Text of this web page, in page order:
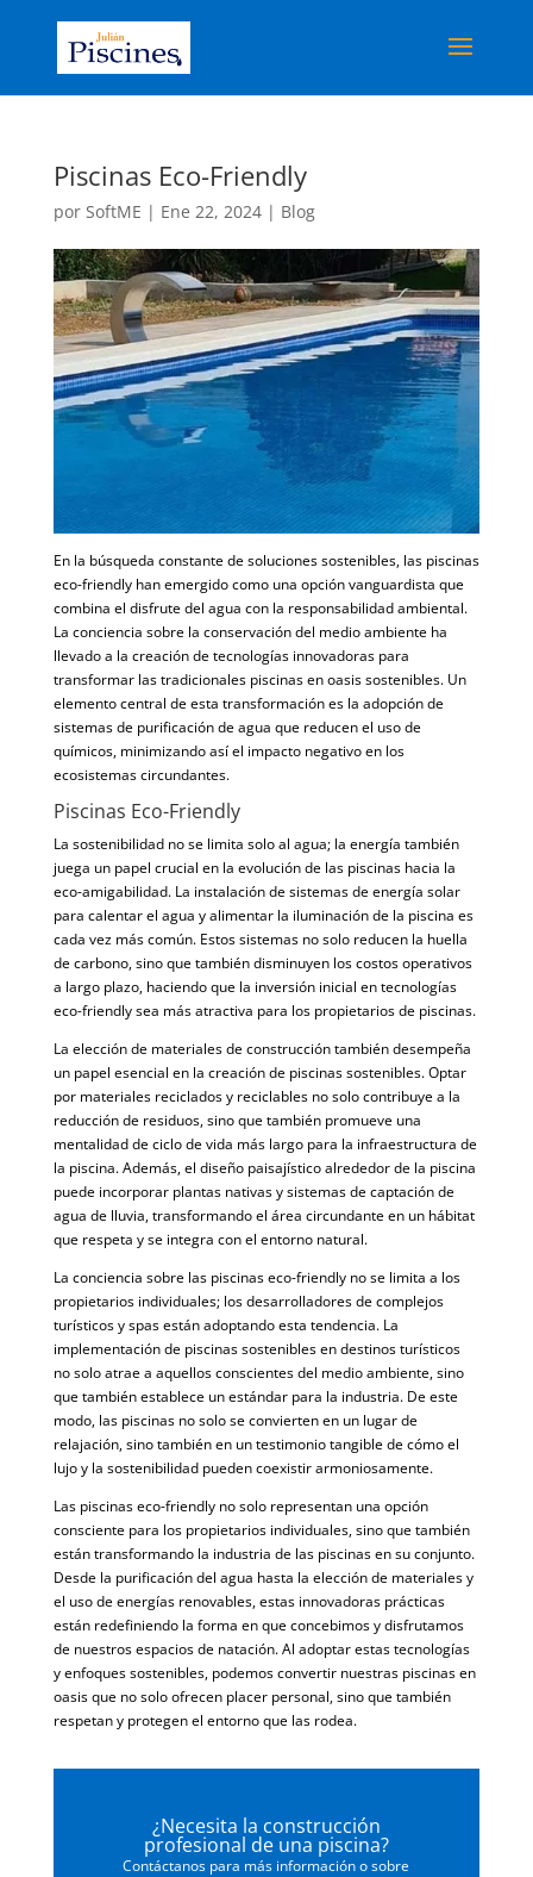
Piscinas Eco-Friendly
por SoftME | Ene 22, 2024| Blog
En la búsqueda constante de soluciones sostenibles, las piscinas
eco-friendly han emergido como una opción vanguardista que
combina el disfrute del agua con la responsabilidad ambiental.
La conciencia sobre la conservación del medio ambiente ha
llevado a la creación de tecnologías innovadoras para
transformar las tradicionales piscinas en oasis sostenibles. Un
elemento central de esta transformación es la adopción de
sistemas de purificación de agua que reducen el uso de
químicos, minimizando así el impacto negativo en los
ecosistemas circundantes.
Piscinas Eco-Friendly
La sostenibilidad no se limita solo al agua; la energía también
juega un papel crucial en la evolución de las piscinas hacia la
eco-amigabilidad. La instalación de sistemas de energía solar
para calentar el agua y alimentar la iluminación de la piscina es
cada vez más común. Estos sistemas no solo reducen la huella
de carbono, sino que también disminuyen los costos operativos
a largo plazo, haciendo que la inversión inicial en tecnologías
eco-friendly sea más atractiva para los propietarios de piscinas.
La elección de materiales de construcción también desempeña
un papel esencial en la creación de piscinas sostenibles. Optar
por materiales reciclados y reciclables no solo contribuye a la
reducción de residuos, sino que también promueve una
mentalidad de ciclo de vida más largo para la infraestructura de
la piscina. Además, el diseño paisajístico alrededor de la piscina
puede incorporar plantas nativas y sistemas de captación de
agua de lluvia, transformando el área circundante en un hábitat
que respeta y se integra con el entorno natural.
La conciencia sobre las piscinas eco-friendly no se limita a los
propietarios individuales; los desarrolladores de complejos
turísticos y spas están adoptando esta tendencia. La
implementación de piscinas sostenibles en destinos turísticos
no solo atrae a aquellos conscientes del medio ambiente, sino
que también establece un estándar para la industria. De este
modo, las piscinas no solo se convierten en un lugar de
relajación, sino también en un testimonio tangible de cómo el
lujo y la sostenibilidad pueden coexistir armoniosamente.
Las piscinas eco-friendly no solo representan una opción
consciente para los propietarios individuales, sino que también
están transformando la industria de las piscinas en su conjunto.
Desde la purificación del agua hasta la elección de materiales y
el uso de energías renovables, estas innovadoras prácticas
están redefiniendo la forma en que concebimos y disfrutamos
de nuestros espacios de natación. Al adoptar estas tecnologías
y enfoques sostenibles, podemos convertir nuestras piscinas en
oasis que no solo ofrecen placer personal, sino que también
respetan y protegen el entorno que las rodea.
¿Necesita la construcción
profesional de una piscina?
Contáctanos para más información o sobre